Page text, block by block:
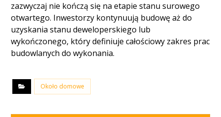
zazwyczaj nie kończą się na etapie stanu surowego
otwartego. Inwestorzy kontynuują budowę aż do
uzyskania stanu deweloperskiego lub
wykończonego, który definiuje całościowy zakres prac
budowlanych do wykonania.
Około domowe